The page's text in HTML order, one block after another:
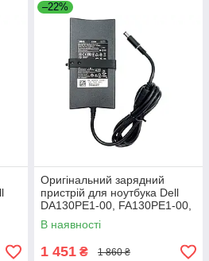
–22%
Оригінальний зарядний
пристрій для ноутбука Dell
DA130PE1-00, FA130PE1-00,
HA130PM160
В наявності
1 451 ₴ 1 860 ₴